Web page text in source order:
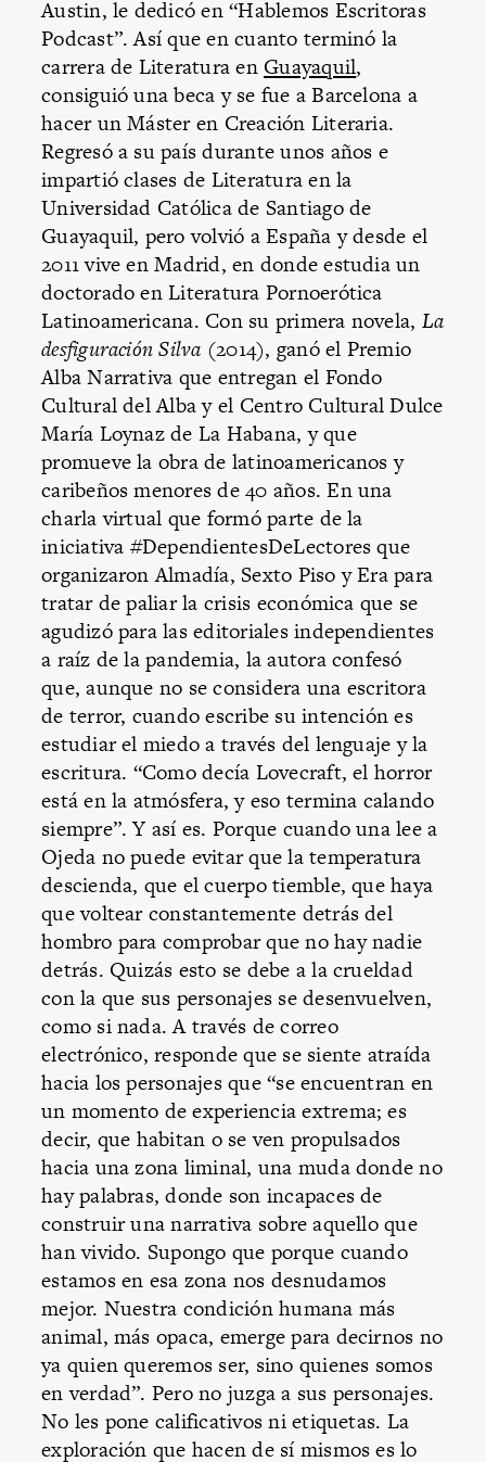
Austin, le dedicó en “Hablemos Escritoras
Podcast”. Así que en cuanto terminó la
carrera de Literatura en Guayaquil,
consiguió una beca y se fue a Barcelona a
hacer un Máster en Creación Literaria.
Regresó a su país durante unos años e
impartió clases de Literatura en la
Universidad Católica de Santiago de
Guayaquil, pero volvió a España y desde el
2011 vive en Madrid, en donde estudia un
doctorado en Literatura Pornoerótica
Latinoamericana. Con su primera novela, La
desfiguración Silva (2014), ganó el Premio
Alba Narrativa que entregan el Fondo
Cultural del Alba y el Centro Cultural Dulce
María Loynaz de La Habana, y que
promueve la obra de latinoamericanos y
caribeños menores de 40 años. En una
charla virtual que formó parte de la
iniciativa #DependientesDeLectores que
organizaron Almadía, Sexto Piso y Era para
tratar de paliar la crisis económica que se
agudizó para las editoriales independientes
a raíz de la pandemia, la autora confesó
que, aunque no se considera una escritora
de terror, cuando escribe su intención es
estudiar el miedo a través del lenguaje y la
escritura. “Como decía Lovecraft, el horror
está en la atmósfera, y eso termina calando
siempre”. Y así es. Porque cuando una lee a
Ojeda no puede evitar que la temperatura
descienda, que el cuerpo tiemble, que haya
que voltear constantemente detrás del
hombro para comprobar que no hay nadie
detrás. Quizás esto se debe a la crueldad
con la que sus personajes se desenvuelven,
como si nada. A través de correo
electrónico, responde que se siente atraída
hacia los personajes que “se encuentran en
un momento de experiencia extrema; es
decir, que habitan o se ven propulsados
hacia una zona liminal, una muda donde no
hay palabras, donde son incapaces de
construir una narrativa sobre aquello que
han vivido. Supongo que porque cuando
estamos en esa zona nos desnudamos
mejor. Nuestra condición humana más
animal, más opaca, emerge para decirnos no
ya quien queremos ser, sino quienes somos
en verdad”. Pero no juzga a sus personajes.
No les pone calificativos ni etiquetas. La
exploración que hacen de sí mismos es lo